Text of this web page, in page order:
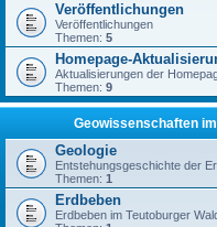
Veröffentlichungen
Veröffentlichungen
Themen: 5
Homepage-
Aktualisierungen der
Themen: 9
Geowissenschaften
Geologie
Entstehungsgeschichte der
Themen: 1
Erdbeben
Erdbeben im Teutoburger